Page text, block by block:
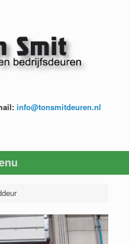
info@tonsmitdeuren.nl